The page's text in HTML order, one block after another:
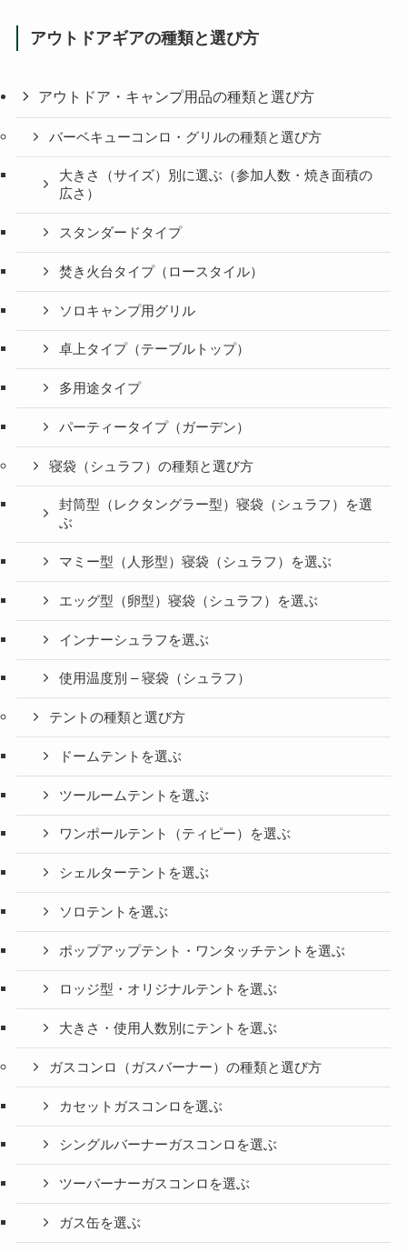
アウトドアギアの種類と選び方
アウトドア・キャンプ用品の種類と選び方
バーベキューコンロ・グリルの種類と選び方
大きさ（サイズ）別に選ぶ（参加人数・焼き面積の
広さ）
スタンダードタイプ
焚き火台タイプ（ロースタイル）
ソロキャンプ用グリル
卓上タイプ（テーブルトップ）
多用途タイプ
パーティータイプ（ガーデン）
寝袋（シュラフ）の種類と選び方
封筒型（レクタングラー型）寝袋（シュラフ）を選
ぶ
マミー型（人形型）寝袋（シュラフ）を選ぶ
エッグ型（卵型）寝袋（シュラフ）を選ぶ
インナーシュラフを選ぶ
使用温度別 – 寝袋（シュラフ）
テントの種類と選び方
ドームテントを選ぶ
ツールームテントを選ぶ
ワンポールテント（ティピー）を選ぶ
シェルターテントを選ぶ
ソロテントを選ぶ
ポップアップテント・ワンタッチテントを選ぶ
ロッジ型・オリジナルテントを選ぶ
大きさ・使用人数別にテントを選ぶ
ガスコンロ（ガスバーナー）の種類と選び方
カセットガスコンロを選ぶ
シングルバーナーガスコンロを選ぶ
ツーバーナーガスコンロを選ぶ
ガス缶を選ぶ